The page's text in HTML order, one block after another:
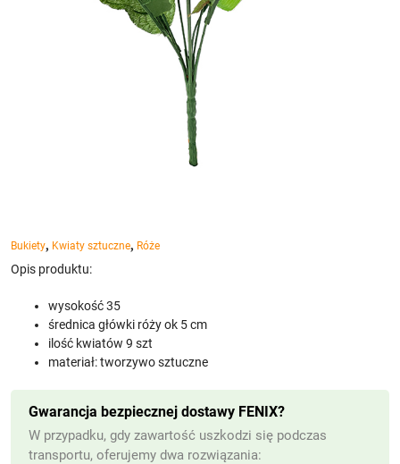
Bukiety, Kwiaty sztuczne, Róże
Opis produktu:
wysokość 35
średnica główki róży ok 5 cm
ilość kwiatów 9 szt
materiał: tworzywo sztuczne
Gwarancja bezpiecznej dostawy FENIX?
W przypadku, gdy zawartość uszkodzi się podczas
transportu, oferujemy dwa rozwiązania: